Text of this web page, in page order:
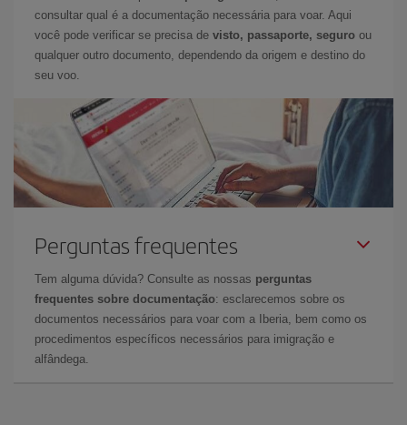
consultar qual é a documentação necessária para voar. Aqui
você pode verificar se precisa de visto, passaporte, seguro ou
qualquer outro documento, dependendo da origem e destino do
seu voo.
Perguntas frequentes
Tem alguma dúvida? Consulte as nossas perguntas
frequentes sobre documentação: esclarecemos sobre os
documentos necessários para voar com a Iberia, bem como os
procedimentos específicos necessários para imigração e
alfândega.